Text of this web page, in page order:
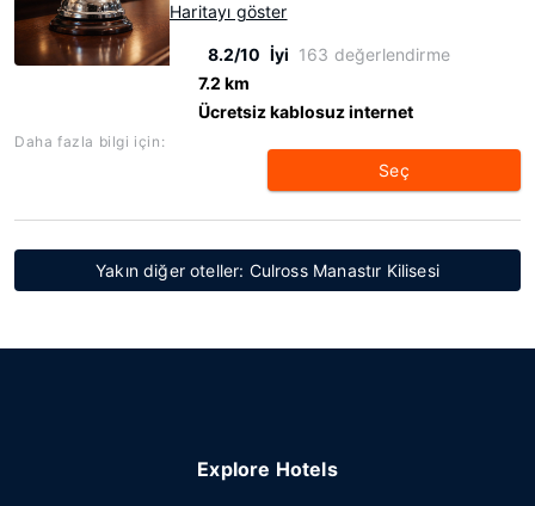
Haritayı göster
8.2/10 İyi 163 değerlendirme
7.2 km
Ücretsiz kablosuz internet
Daha fazla bilgi için:
Seç
Yakın diğer oteller: Culross Manastır Kilisesi
Explore Hotels